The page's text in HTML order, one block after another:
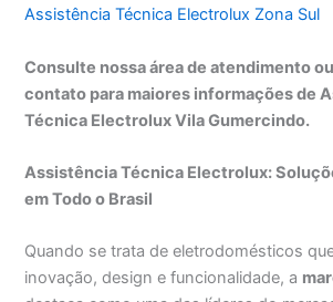
Assistência Técnica Electrolux Zona Sul
Consulte nossa área de atendimento
contato para maiores informações de
Técnica Electrolux Vila Gumercindo.
Assistência Técnica Electrolux:
em Todo o Brasil
Quando se trata de eletrodomésticos
inovação, design e funcionalidade, a